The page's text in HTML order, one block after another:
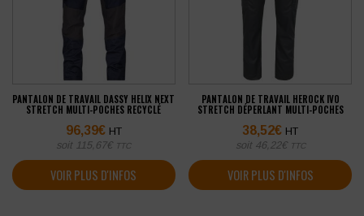
PANTALON DE TRAVAIL DASSY HELIX NEXT
STRETCH MULTI-POCHES RECYCLÉ
96,39€ HT
soit 115,67€ TTC
VOIR PLUS D'INFOS
PANTALON DE TRAVAIL HEROCK IVO
STRETCH DÉPERLANT MULTI-POCHES
38,52€ HT
soit 46,22€ TTC
VOIR PLUS D'INFOS